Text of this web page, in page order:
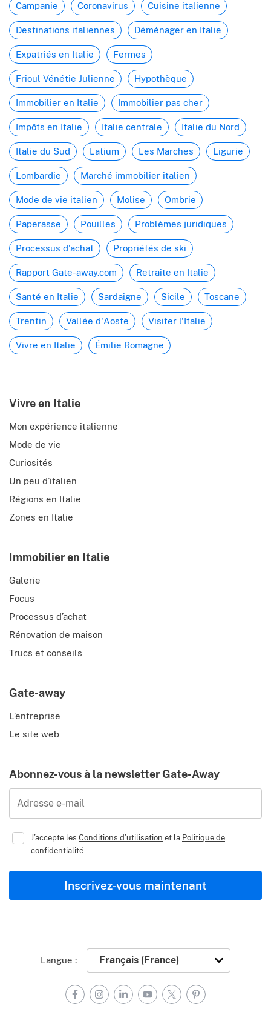
Campanie Coronavirus Cuisine italienne
Destinations italiennes Déménager en Italie
Expatriés en Italie Fermes
Frioul Vénétie Julienne Hypothèque
Immobilier en Italie Immobilier pas cher
Impôts en Italie Italie centrale Italie du Nord
Italie du Sud Latium Les Marches Ligurie
Lombardie Marché immobilier italien
Mode de vie italien Molise Ombrie
Paperasse Pouilles Problèmes juridiques
Processus d'achat Propriétés de ski
Rapport Gate-away.com Retraite en Italie
Santé en Italie Sardaigne Sicile Toscane
Trentin Vallée d'Aoste Visiter l'Italie
Vivre en Italie Émilie Romagne
Vivre en Italie
Mon expérience italienne
Mode de vie
Curiosités
Un peu d’italien
Régions en Italie
Zones en Italie
Immobilier en Italie
Galerie
Focus
Processus d’achat
Rénovation de maison
Trucs et conseils
Gate-away
L’entreprise
Le site web
Abonnez-vous à la newsletter Gate-Away
Adresse e-mail
J’accepte les Conditions d’utilisation et la Politique de
confidentialité
Inscrivez-vous maintenant
Langue :
FacebookInstagram
LinkedInYouTube
X Pinterest